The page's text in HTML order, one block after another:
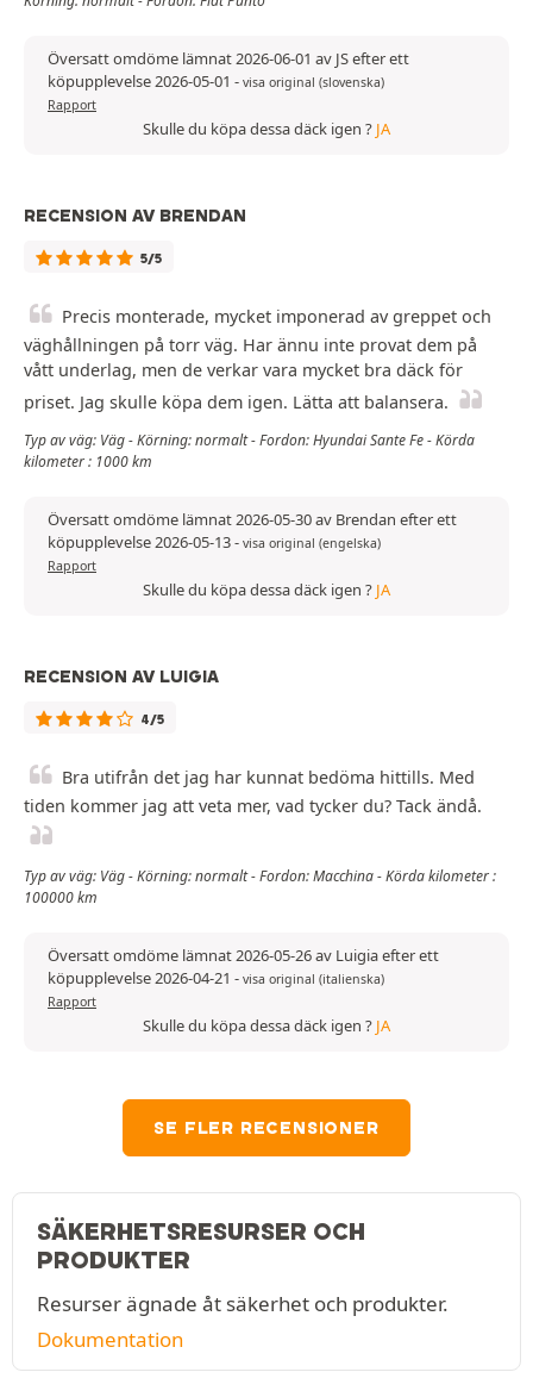
Översatt omdöme lämnat 2026-06-01 av JS efter ett
köpupplevelse 2026-05-01 - visa original (slovenska)
Rapport
Skulle du köpa dessa däck igen ? JA
RECENSION AV BRENDAN
5/5
Precis monterade, mycket imponerad av greppet och
väghållningen på torr väg. Har ännu inte provat dem på
vått underlag, men de verkar vara mycket bra däck för
priset. Jag skulle köpa dem igen. Lätta att balansera.
Typ av väg: Väg - Körning: normalt - Fordon: Hyundai Sante Fe - Körda
kilometer : 1000 km
Översatt omdöme lämnat 2026-05-30 av Brendan efter ett
köpupplevelse 2026-05-13- visa original (engelska)
Rapport
Skulle du köpa dessa däck igen ? JA
RECENSION AV LUIGIA
4/5
Bra utifrån det jag har kunnat bedöma hittills. Med
tiden kommer jag att veta mer, vad tycker du? Tack ändå.
Typ av väg: Väg - Körning: normalt - Fordon: Macchina - Körda kilometer :
100000 km
Översatt omdöme lämnat 2026-05-26 av Luigia efter ett
köpupplevelse 2026-04-21 - visa original (italienska)
Rapport
Skulle du köpa dessa däck igen ? JA
SE FLER RECENSIONER
SÄKERHETSRESURSER OCH
PRODUKTER
Resurser ägnade åt säkerhet och produkter.
Dokumentation